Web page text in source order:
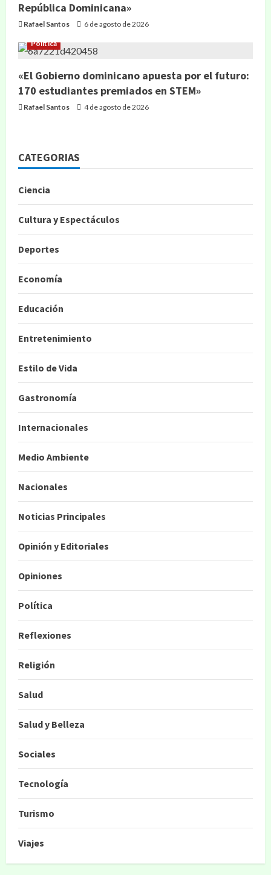
República Dominicana»
Rafael Santos 6 de agosto de 2026
Política
«El Gobierno dominicano apuesta por el futuro:
170 estudiantes premiados en STEM»
Rafael Santos 4 de agosto de 2026
CATEGORIAS
Ciencia
Cultura y Espectáculos
Deportes
Economía
Educación
Entretenimiento
Estilo de Vida
Gastronomía
Internacionales
Medio Ambiente
Nacionales
Noticias Principales
Opinión y Editoriales
Opiniones
Política
Reflexiones
Religión
Salud
Salud y Belleza
Sociales
Tecnología
Turismo
Viajes